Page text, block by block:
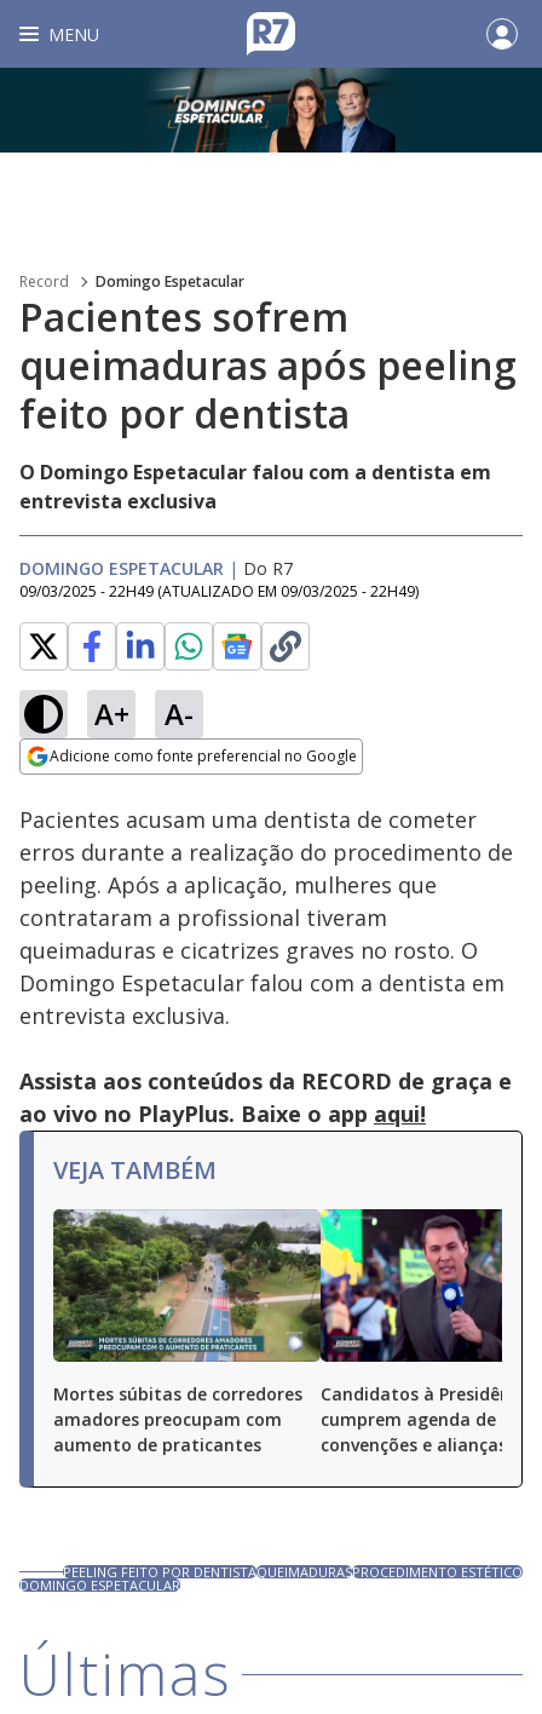
MENU
Record Domingo Espetacular
Pacientes sofrem
queimaduras após peeling
feito por dentista
O Domingo Espetacular falou com a dentista em
entrevista exclusiva
DOMINGO ESPETACULAR | Do R7
09/03/2025 - 22H49 (ATUALIZADO EM 09/03/2025 - 22H49)
A+ A-
Adicione como fonte preferencial no Google
Ativar
Loaded:
10.26%
Pacientes acusam uma dentista de cometer
erros durante a realização do procedimento de
peeling. Após a aplicação, mulheres que
contrataram a profissional tiveram
queimaduras e cicatrizes graves no rosto. O
Domingo Espetacular falou com a dentista em
entrevista exclusiva.
Assista aos conteúdos da RECORD de graça e
ao vivo no PlayPlus. Baixe o app aqui!
VEJA TAMBÉM
Mortes súbitas de corredores
amadores preocupam com
aumento de praticantes
Candidatos à Presidência
cumprem agenda de
convenções e alianças
PEELING FEITO POR DENTISTAQUEIMADURASPROCEDIMENTO ESTÉTICO
DOMINGO ESPETACULAR
Últimas